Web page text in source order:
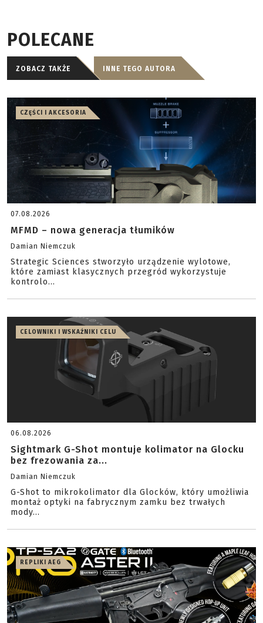
POLECANE
ZOBACZ TAKŻE INNE TEGO AUTORA
CZĘŚCI I AKCESORIA
07.08.2026
MFMD – nowa generacja tłumików
Damian Niemczuk
Strategic Sciences stworzyło urządzenie wylotowe,
które zamiast klasycznych przegród wykorzystuje
kontrolo...
CELOWNIKI I WSKAŹNIKI CELU
06.08.2026
Sightmark G-Shot montuje kolimator na Glocku
bez frezowania za...
Damian Niemczuk
G-Shot to mikrokolimator dla Glocków, który umożliwia
montaż optyki na fabrycznym zamku bez trwałych
mody...
REPLIKI AEG